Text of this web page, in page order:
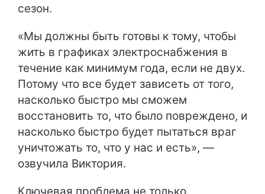
сезон.
«Мы должны быть готовы к тому, чтобы
жить в графиках электроснабжения в
течение как минимум года, если не двух.
Потому что все будет зависеть от того,
насколько быстро мы сможем
восстановить то, что было повреждено, и
насколько быстро будет пытаться враг
уничтожать то, что у нас и есть», —
озвучила Виктория.